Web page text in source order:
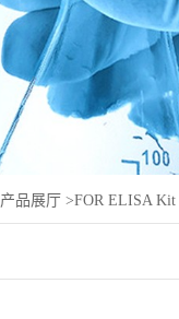
产品展厅 >FOR ELISA Kit